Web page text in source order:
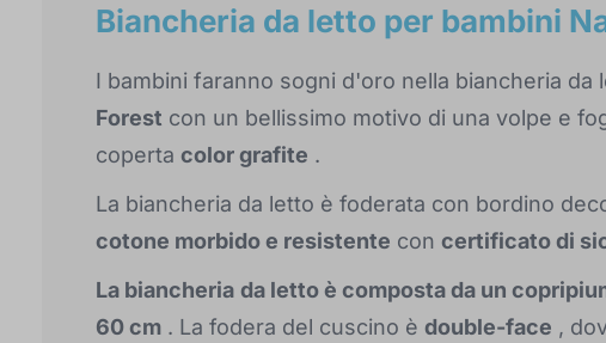
Biancheria da letto per bambini
I bambini faranno sogni d'oro nella biancheria da
Forest con un bellissimo motivo di una volpe e
coperta color grafite .
La biancheria da letto è foderata con bordino
cotone morbido e resistente con certificato di
La biancheria da letto è composta da un
60 cm . La fodera del cuscino è double-face ,